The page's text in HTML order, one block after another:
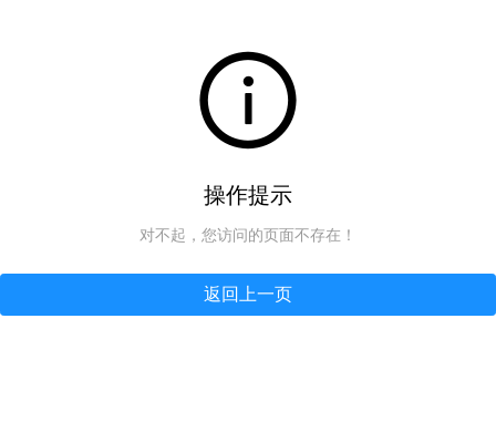
操作提示
对不起，您访问的页面不存在！
返回上一页